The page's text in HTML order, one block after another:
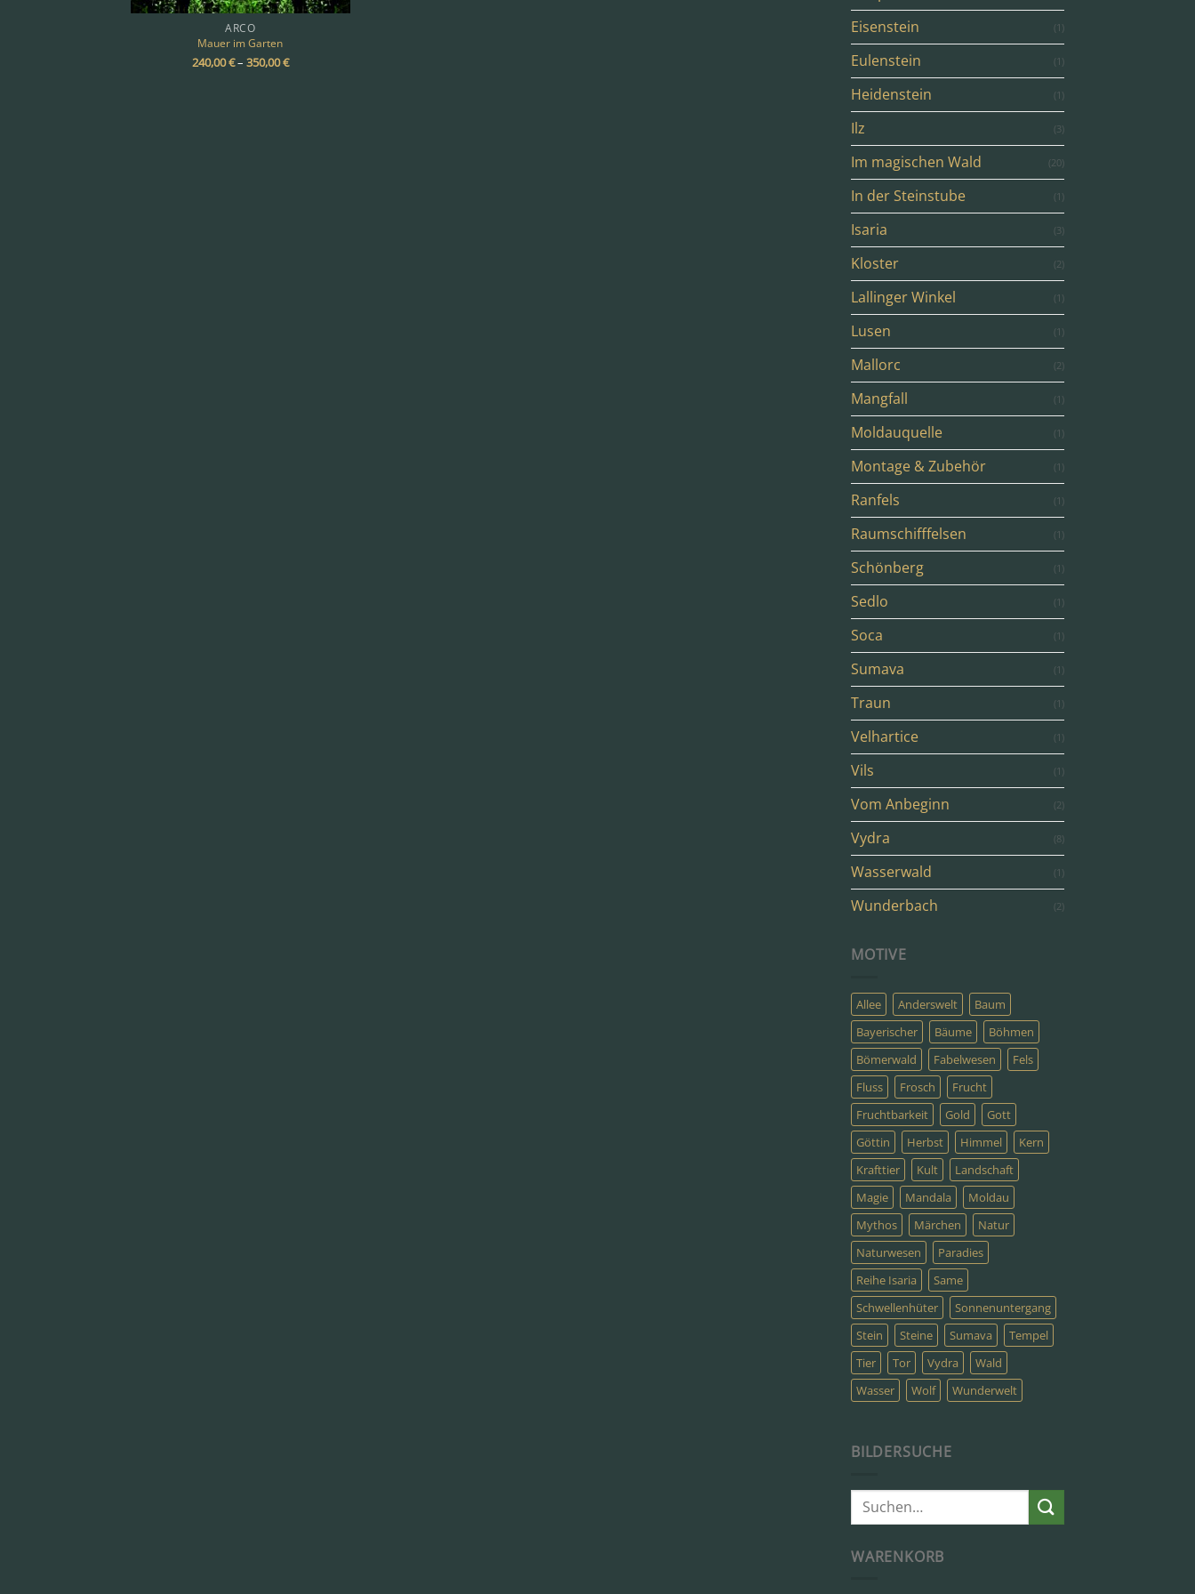
ARCO
Mauer im Garten
240,00€– 350,00€
Eisenstein (1)
Eulenstein (1)
Heidenstein (1)
Ilz (3)
Im magischen Wald (20)
In der Steinstube (1)
Isaria (3)
Kloster (2)
Lallinger Winkel (1)
Lusen (1)
Mallorc (2)
Mangfall (1)
Moldauquelle (1)
Montage & Zubehör (1)
Ranfels (1)
Raumschifffelsen (1)
Schönberg (1)
Sedlo (1)
Soca (1)
Sumava (1)
Traun (1)
Velhartice (1)
Vils (1)
Vom Anbeginn (2)
Vydra (8)
Wasserwald (1)
Wunderbach (2)
MOTIVE
Allee Anderswelt
Baum
Bayerischer
Bäume
Böhmen
Bömerwald
Fabelwesen
Fels
Fluss
Frosch
Frucht
Fruchtbarkeit
Gold
Gott
Göttin
Herbst Himmel
Kern
Krafttier
Kult
Landschaft
Magie
Mandala
Moldau
Mythos
Märchen
Natur
Naturwesen
Paradies
Reihe Isaria
Same
Schwellenhüter
Sonnenuntergang
Stein
Steine Sumava
Tempel
Tier
Tor Vydra
Wald
Wasser
Wolf Wunderwelt
BILDERSUCHE
Suche
WARENKORB